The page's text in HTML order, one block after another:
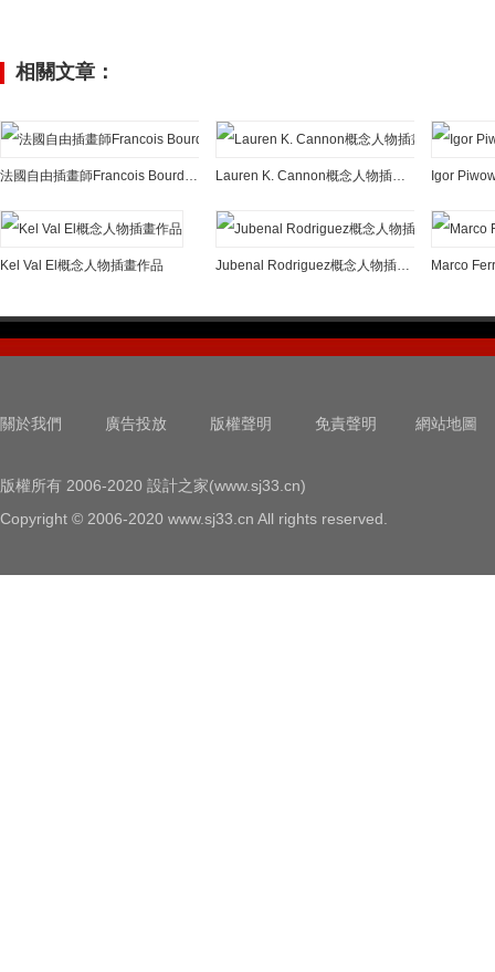
相關文章：
法國自由插畫師Francois Bourdin概念人物插畫藝術 Lauren K. Cannon概念人物插畫欣賞
Kel Val El概念人物插畫作品 Jubenal Rodriguez概念人物插畫欣賞
關於我們 廣告投放 版權聲明 免責聲明 網站地圖
版權所有 2006-2020 設計之家(www.sj33.cn)
Copyright © 2006-2020 www.sj33.cn All rights reserved.